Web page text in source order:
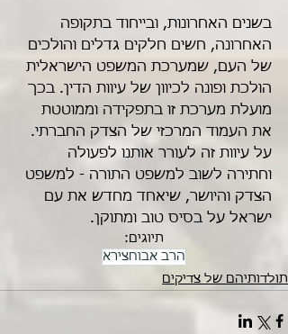
בשנים האחרונות, ובייחוד בתקופה
האחרונה, חשים חלקים גדלים והולכים
של העם, שמערכת המשפט הישראלית
הולכת ופונה לכיוון של עיוות הדין. בכך
מועלת מערכת זו בתפקידה וממוטטת
את העמוד המרכזי של הצדק החברתי.
על עיוות זה לעורר אותנו לפעולה
וחתירה לשוב למשפט התורה - למשפט
הצדק והיושר, שיאחד מחדש את עם
ישראל על בסיס טוב ומתוקן.
תיוגים:
הרב אבוחצירא
תולדותיהם של צדיקים